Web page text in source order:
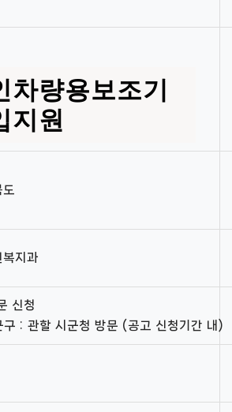
차량용보조기
지원
도
지과
신청
구 : 관할 시군청 방문 (공고 신청기간 내)